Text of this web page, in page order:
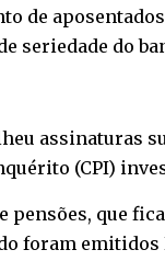
de
seriedade do
assinaturas
(CPI)
que
foram